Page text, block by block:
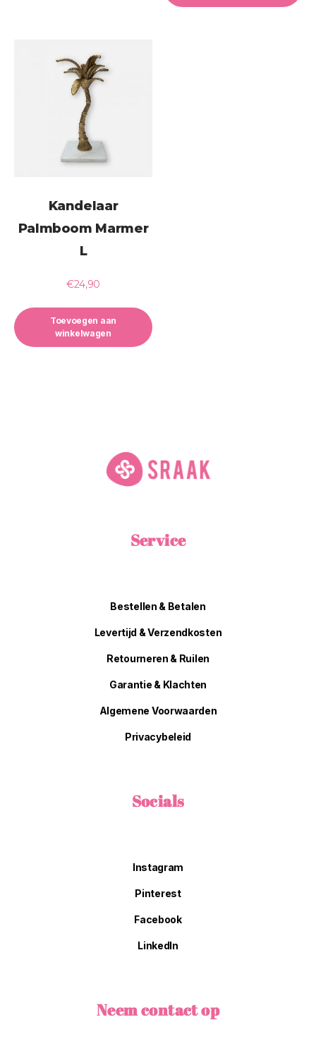
Kandelaar
Palmboom Marmer
L
€24,90
Toevoegen aan
winkelwagen
Service
Bestellen & Betalen
Levertijd & Verzendkosten
Retourneren & Ruilen
Garantie & Klachten
Algemene Voorwaarden
Privacybeleid
Socials
Instagram
Pinterest
Facebook
LinkedIn
Neem contact op